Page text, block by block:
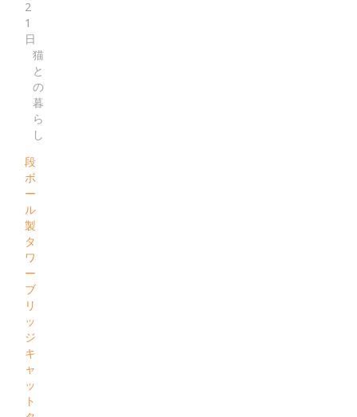
2
1
日
猫
と
の
暮
ら
し
段
ボ
ー
ル
製
タ
ワ
ー
ブ
リ
ッ
ジ
キ
ャ
ッ
ト